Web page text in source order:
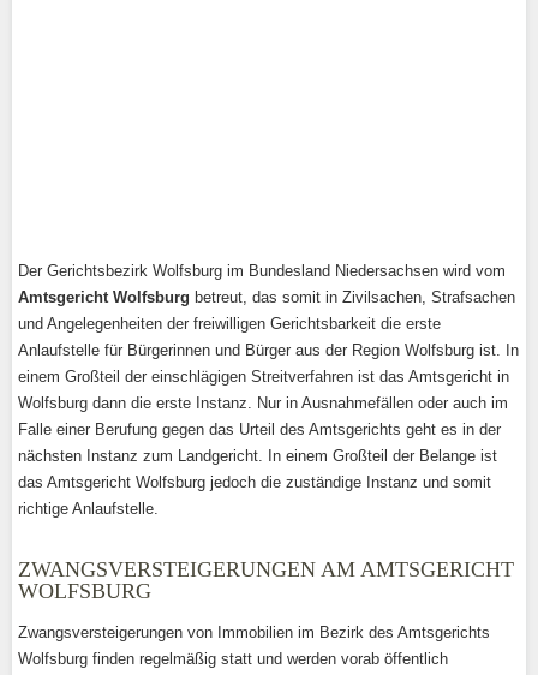
Der Gerichtsbezirk Wolfsburg im Bundesland Niedersachsen wird vom
Amtsgericht Wolfsburg betreut, das somit in Zivilsachen, Strafsachen
und Angelegenheiten der freiwilligen Gerichtsbarkeit die erste
Anlaufstelle für Bürgerinnen und Bürger aus der Region Wolfsburg ist. In
einem Großteil der einschlägigen Streitverfahren ist das Amtsgericht in
Wolfsburg dann die erste Instanz. Nur in Ausnahmefällen oder auch im
Falle einer Berufung gegen das Urteil des Amtsgerichts geht es in der
nächsten Instanz zum Landgericht. In einem Großteil der Belange ist
das Amtsgericht Wolfsburg jedoch die zuständige Instanz und somit
richtige Anlaufstelle.
ZWANGSVERSTEIGERUNGEN AM AMTSGERICHT
WOLFSBURG
Zwangsversteigerungen von Immobilien im Bezirk des Amtsgerichts
Wolfsburg finden regelmäßig statt und werden vorab öffentlich